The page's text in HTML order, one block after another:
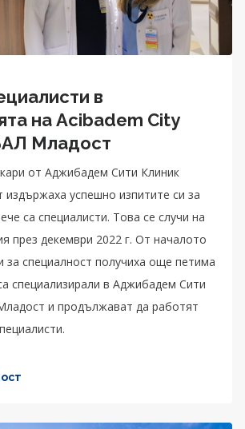
в
на Acibadem City
Младост
от Аджибадем Сити Клиник
успешно изпитите си за
са специалисти. Това се случи на
през декември 2022 г. От началото
за специалност получиха още петима
специализирали в Аджибадем Сити
и продължават да работят